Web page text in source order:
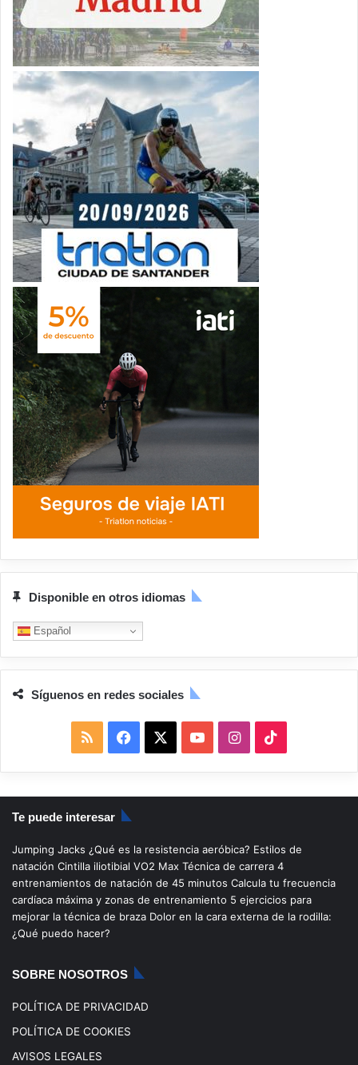
Disponible en otros idiomas
Español
Síguenos en redes sociales
S
S
a
c
b
o
o
u
u
b
I
n
s
a
g
i
k
o
k
Te puede interesar
Jumping Jacks ¿Qué es la resistencia aeróbica? Estilos de
natación Cintilla iliotibial VO2 Max Técnica de carrera 4
entrenamientos de natación de 45 minutos Calcula tu frecuencia
cardíaca máxima y zonas de entrenamiento 5 ejercicios para
mejorar la técnica de braza Dolor en la cara externa de la rodilla:
¿Qué puedo hacer?
SOBRE NOSOTROS
POLÍTICA DE PRIVACIDAD
POLÍTICA DE COOKIES
AVISOS LEGALES